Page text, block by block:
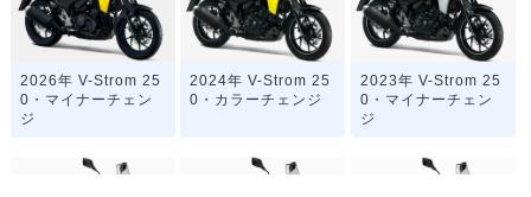
2026年 V-Strom 25
0・マイナーチェン
ジ
2024年 V-Strom 25
0・カラーチェンジ
2023年 V-Strom 25
0・マイナーチェン
ジ